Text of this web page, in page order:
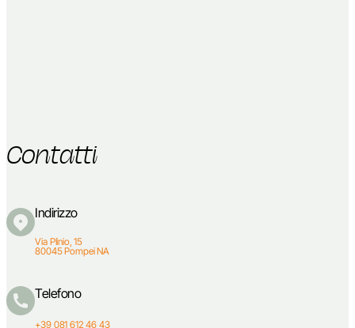
Contatti
Indirizzo
Via Plinio, 15
80045 Pompei NA
Telefono
+39 081 612 46 43